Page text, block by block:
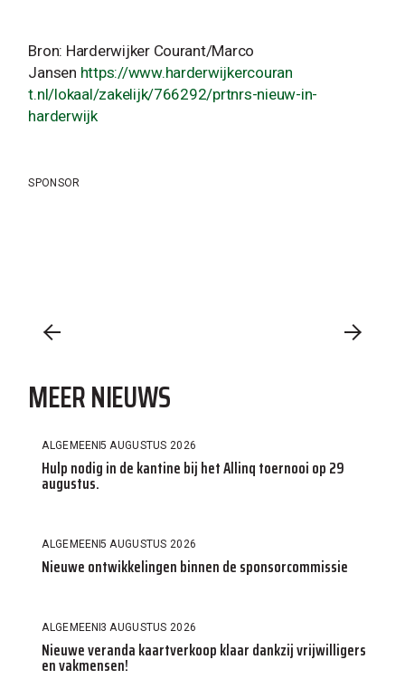
Bron: Harderwijker Courant/Marco
Jansen https://www.harderwijkercouran
t.nl/lokaal/zakelijk/766292/prtnrs-nieuw-in-
harderwijk
SPONSOR
MEER NIEUWS
ALGEMEEN5 AUGUSTUS 2026
Hulp nodig in de kantine bij het Allinq toernooi op 29
augustus.
ALGEMEEN5 AUGUSTUS 2026
Nieuwe ontwikkelingen binnen de sponsorcommissie
ALGEMEEN3 AUGUSTUS 2026
Nieuwe veranda kaartverkoop klaar dankzij vrijwilligers
en vakmensen!